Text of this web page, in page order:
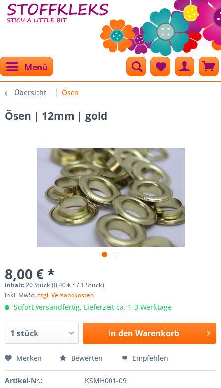
Menü
Übersicht Ösen
Ösen | 12mm | gold
8,00 € *
Inhalt:20 Stück (0,40 € * / 1 Stück)
inkl. MwSt.zzgl. Versandkosten
Sofort versandfertig, Lieferzeit ca. 1-3 Werktage
In den Warenkorb
Merken Bewerten Empfehlen
Artikel-Nr.: KSMH001-09